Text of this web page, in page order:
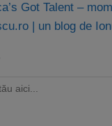
Got Talent –
| un blog de